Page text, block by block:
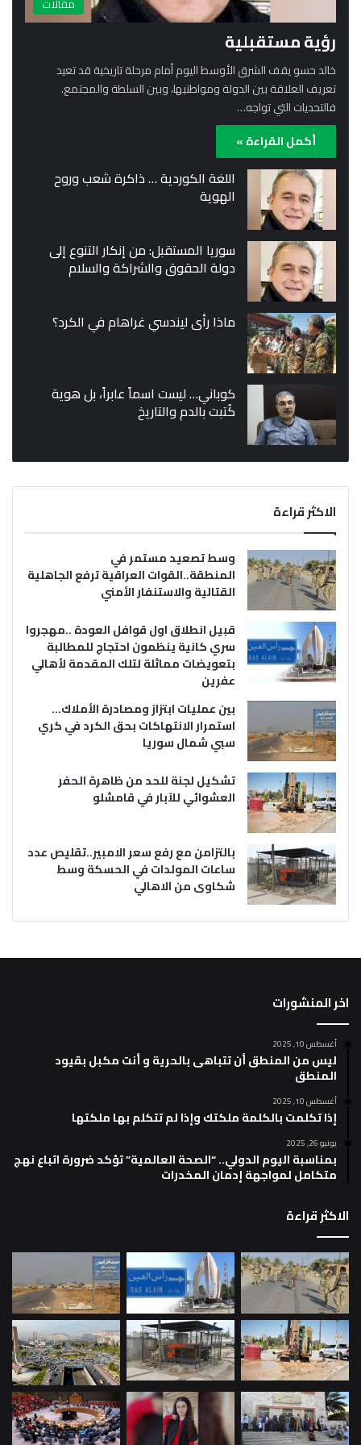
مقالات
رؤية مستقبلية
خالد حسو يقف الشرق الأوسط اليوم أمام مرحلة تاريخية قد تعيد
تعريف العلاقة بين الدولة ومواطنيها، وبين السلطة والمجتمع.
فالتحديات التي تواجه…
أكمل القراءة »
اللغة الكوردية … ذاكرة شعب وروح
الهوية
سوريا المستقبل: من إنكار التنوع إلى
دولة الحقوق والشراكة والسلام
ماذا رأى ليندسي غراهام في الكرد؟
كوباني… ليست اسماً عابراً، بل هوية
كُتبت بالدم والتاريخ
الاكثر قراءة
وسط تصعيد مستمر في
المنطقة..القوات العراقية ترفع الجاهلية
القتالية والاستنفار الأمني
قبيل انطلاق اول قوافل العودة ..مهجروا
سري كانية ينظمون احتجاج للمطالبة
بتعويضات مماثلة لتلك المقدمة لأهالي
عفرين
بين عمليات ابتزاز ومصادرة الأملاك…
استمرار الانتهاكات بحق الكرد في كري
سبي شمال سوريا
تشكيل لجنة للحد من ظاهرة الحفر
العشوائي للآبار في قامشلو
بالتزامن مع رفع سعر الامبير..تقليص عدد
ساعات المولدات في الحسكة وسط
شكاوى من الاهالي
اخر المنشورات
أغسطس 10, 2025
ليس من المنطق أن تتباهى بالحرية و أنت مكبل بقيود
المنطق
أغسطس 10, 2025
إذا تكلمت بالكلمة ملكتك وإذا لم تتكلم بها ملكتها
يونيو 26, 2025
بمناسبة اليوم الدولي.. “الصحة العالمية” تؤكد ضرورة اتباع نهج
متكامل لمواجهة إدمان المخدرات
الاكثر قراءة